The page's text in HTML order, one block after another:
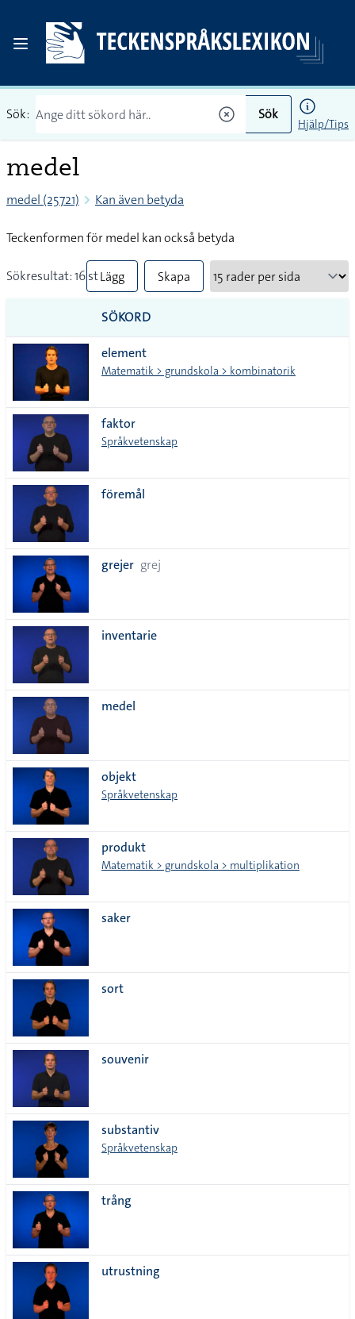
Sök: Sök
Hjälp/Tips
medel
medel (25721) Kan även betyda
Teckenformen för medel kan också betyda
Sökresultat: 16 stLägg
till
alla i
lista
Skapa
SÖKORD
element
Matematik > grundskola > kombinatorik
faktor
Språkvetenskap
föremål
grejer grej
inventarie
medel
objekt
Språkvetenskap
produkt
Matematik > grundskola > multiplikation
saker
sort
souvenir
substantiv
Språkvetenskap
trång
utrustning